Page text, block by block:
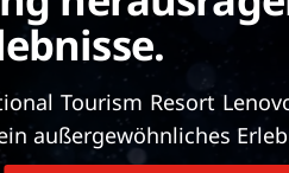
Tourism Resort
außergewöhnliches